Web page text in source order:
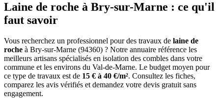
Laine de roche à Bry-sur-Marne : ce qu'il
faut savoir
Vous recherchez un professionnel pour des travaux de laine de
roche à Bry-sur-Marne (94360) ? Notre annuaire référence les
meilleurs artisans spécialisés en isolation des combles dans votre
commune et les environs du Val-de-Marne. Le budget moyen pour
ce type de travaux est de 15 € à 40 €/m². Consultez les fiches,
comparez les avis vérifiés et demandez votre devis gratuit sans
engagement.